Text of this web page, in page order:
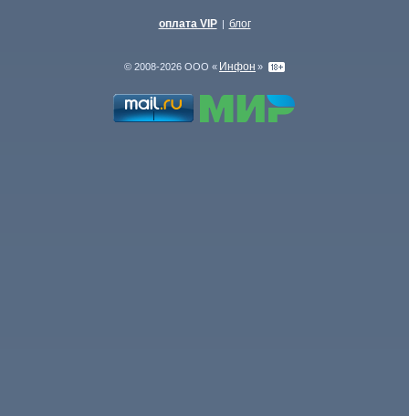
оплата VIP | блог
© 2008-2026 ООО « Инфон »